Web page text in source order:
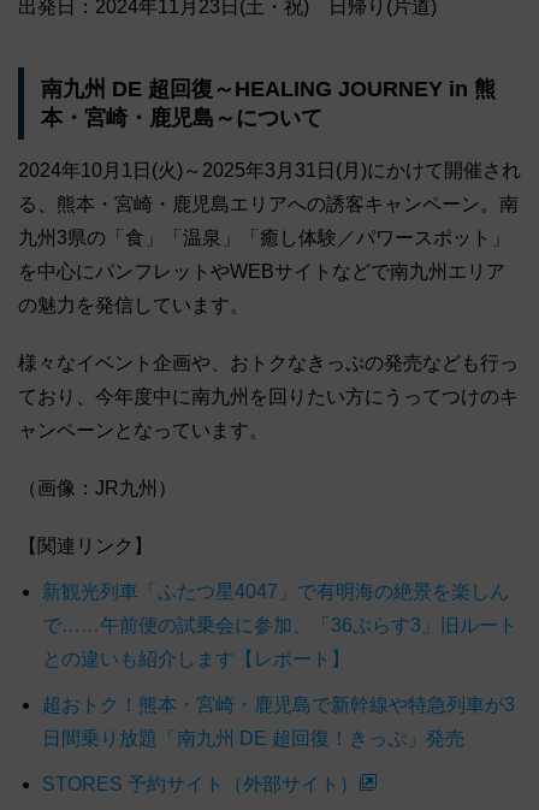
出発日：2024年11月23日(土・祝) 日帰り(片道)
南九州 DE 超回復～HEALING JOURNEY in 熊
本・宮崎・鹿児島～について
2024年10月1日(火)～2025年3月31日(月)にかけて開催され
る、熊本・宮崎・鹿児島エリアへの誘客キャンペーン。南
九州3県の「食」「温泉」「癒し体験／パワースポット」
を中心にパンフレットやWEBサイトなどで南九州エリア
の魅力を発信しています。
様々なイベント企画や、おトクなきっぷの発売なども行っ
ており、今年度中に南九州を回りたい方にうってつけのキ
ャンペーンとなっています。
（画像：JR九州）
【関連リンク】
新観光列車「ふたつ星4047」で有明海の絶景を楽しん
で……午前便の試乗会に参加、「36ぷらす3」旧ルート
との違いも紹介します【レポート】
超おトク！熊本・宮崎・鹿児島で新幹線や特急列車が3
日間乗り放題「南九州 DE 超回復！きっぷ」発売
STORES 予約サイト（外部サイト）